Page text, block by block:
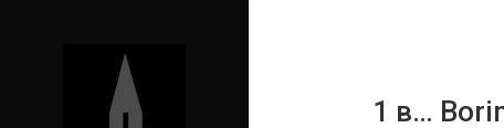
1 в…